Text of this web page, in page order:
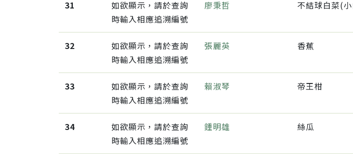
31
如欲顯示，請於查詢
時輸入相應追溯編號
廖秉哲
32
如欲顯示，請於查詢
時輸入相應追溯編號
張麗英 香蕉
33
如欲顯示，請於查詢
時輸入相應追溯編號
賴淑琴 帝王柑
34
如欲顯示，請於查詢
時輸入相應追溯編號
鍾明雄 絲瓜